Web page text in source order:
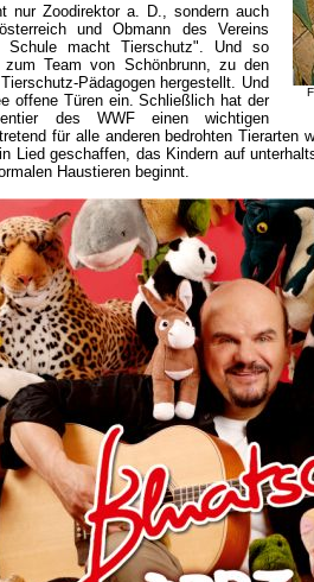
nur Zoodirektor a. D., sondern auch
und Obmann des Vereins
macht Tierschutz". Und so
Team von Schönbrunn, zu den
Pädagogen hergestellt. Und
offene Türen ein. Schließlich hat der
des WWF einen wichtigen
für alle anderen bedrohten
Lied geschaffen, das Kindern auf
Haustieren beginnt.